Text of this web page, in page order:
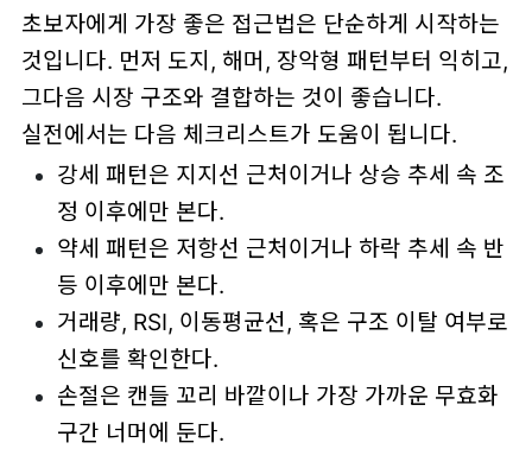
초보자에게 가장 좋은 접근법은 단순하게 시작하는
것입니다. 먼저 도지, 해머, 장악형 패턴부터 익히고,
그다음 시장 구조와 결합하는 것이 좋습니다.
실전에서는 다음 체크리스트가 도움이 됩니다.
강세 패턴은 지지선 근처이거나 상승 추세 속 조
정 이후에만 본다.
약세 패턴은 저항선 근처이거나 하락 추세 속 반
등 이후에만 본다.
거래량, RSI, 이동평균선, 혹은 구조 이탈 여부로
신호를 확인한다.
손절은 캔들 꼬리 바깥이나 가장 가까운 무효화
구간 너머에 둔다.